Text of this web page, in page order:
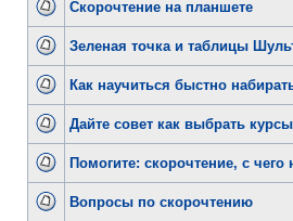
Скорочтение на планшете
Зеленая точка и таблицы
Как научиться быстно
Дайте совет как выбрать
Помогите: скорочтение, с чего
Вопросы по скорочтению